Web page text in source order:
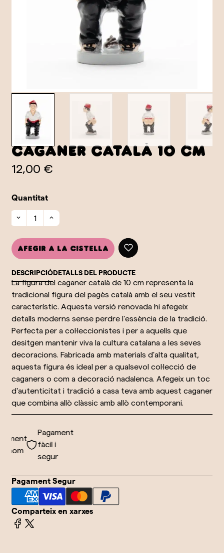
Caganer català 10 cm
12,00 €
Quantitat
Afegir a la cistella
DESCRIPCIÓDETALLS DEL PRODUCTE
La figura del caganer català de 10 cm representa la
tradicional figura del pagès català amb el seu vestit
característic. Aquesta versió renovada hi afegeix
detalls moderns sense perdre l'essència de la tradició.
Perfecta per a col·leccionistes i per a aquells que
desitgen mantenir viva la cultura catalana a les seves
decoracions. Fabricada amb materials d'alta qualitat,
aquesta figura és ideal per a qualsevol col·lecció de
caganers o com a decoració nadalenca. Afegeix un toc
d'autenticitat i tradició a casa teva amb aquest caganer
que combina allò clàssic amb allò contemporani.
Pagament
fàcil i
segur
Pagament Segur
Comparteix en xarxes